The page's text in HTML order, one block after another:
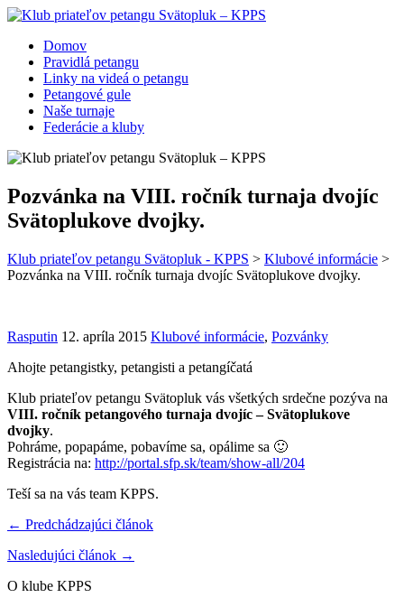
Domov
Pravidlá petangu
Linky na videá o petangu
Petangové gule
Naše turnaje
Federácie a kluby
Pozvánka na VIII. ročník turnaja dvojíc
Svätoplukove dvojky.
Klub priateľov petangu Svätopluk - KPPS > Klubové informácie >
Pozvánka na VIII. ročník turnaja dvojíc Svätoplukove dvojky.
Rasputin 12. apríla 2015 Klubové informácie, Pozvánky
Ahojte petangistky, petangisti a petangíčatá
Klub priateľov petangu Svätopluk vás všetkých srdečne pozýva na
VIII. ročník petangového turnaja dvojíc – Svätoplukove
dvojky.
Pohráme, popapáme, pobavíme sa, opálime sa 🙂
Registrácia na: http://portal.sfp.sk/team/show-all/204
Teší sa na vás team KPPS.
← Predchádzajúci článok
Nasledujúci článok →
O klube KPPS